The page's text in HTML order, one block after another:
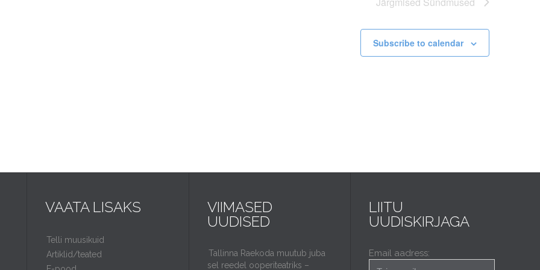
Subscribe to calendar
VAATA LISAKS
Telli muusikuid
Artiklid/teated
VIIMASED
UUDISED
Tallinna Raekoda muutub juba
sel reedel ooperiteatriks –
LIITU
UUDISKIRJAGA
Email aadress: